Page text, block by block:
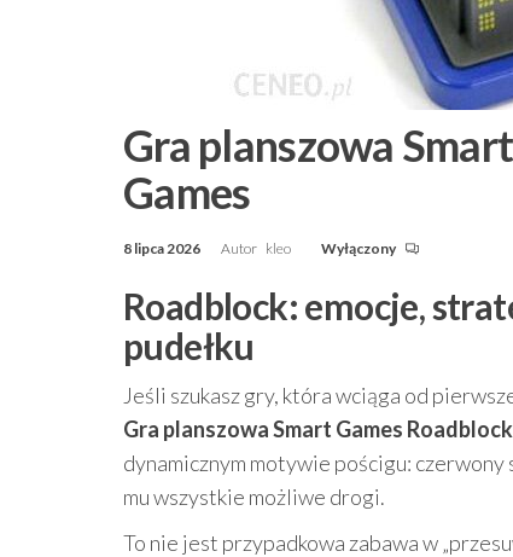
Gra planszowa
Games
8 lipca 2026 Autor kleo Wyłączony
Roadblock: emocje,
pudełku
Jeśli szukasz gry, która wciąga od
Gra planszowa Smart Games
dynamicznym motywie pościgu:
mu wszystkie możliwe drogi.
To nie jest przypadkowa zabawa w